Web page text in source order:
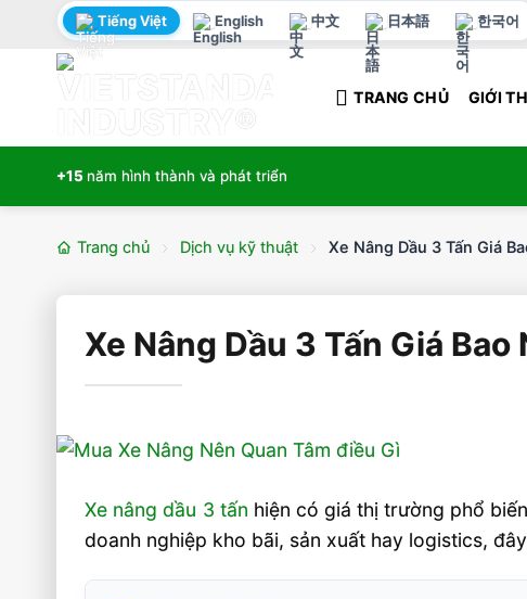
Tiếng Việt English 中文 日本語 한국어
TRANG CHỦ GIỚI
+15 năm hình thành và phát triển
Trang chủ Dịch vụ kỹ thuật Xe Nâng Dầu 3 Tấn Giá
Xe Nâng Dầu 3 Tấn Giá
Xe nâng dầu 3 tấn hiện có giá thị trường phổ
doanh nghiệp kho bãi, sản xuất hay logistics,